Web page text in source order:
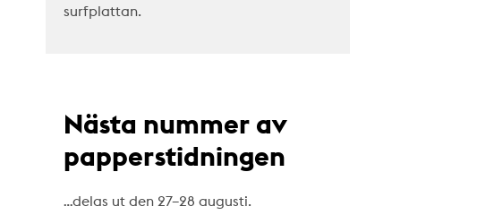
surfplattan.
Nästa nummer av
papperstidningen
…delas ut den 27–28 augusti.